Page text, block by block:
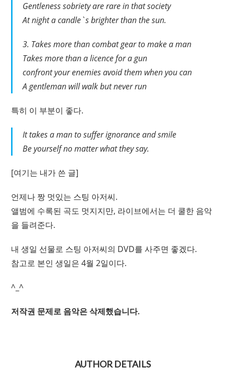
Gentleness sobriety are rare in that society
At night a candle`s brighter than the sun.
3. Takes more than combat gear to make a man
Takes more than a licence for a gun
confront your enemies avoid them when you can
A gentleman will walk but never run
특히 이 부분이 좋다.
It takes a man to suffer ignorance and smile
Be yourself no matter what they say.
[여기는 내가 쓴 글]
언제나 짱 멋있는 스팅 아저씨.
앨범에 수록된 곡도 멋지지만, 라이브에서는 더 쿨한 음악
을 들려준다.
내 생일 선물로 스팅 아저씨의 DVD를 사주면 좋겠다.
참고로 본인 생일은 4월 2일이다.
^_^
저작권 문제로 음악은 삭제했습니다.
AUTHOR DETAILS